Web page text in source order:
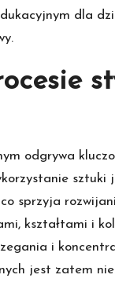
dla
odgrywa
sprzyja
kształtami i
i
jest zatem